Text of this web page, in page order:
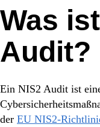
Was
Audit?
Ein NIS2 Audit ist
der EU NIS2-